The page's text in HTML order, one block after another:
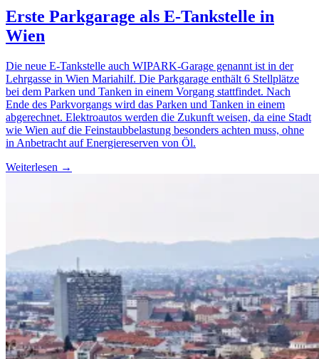
Erste Parkgarage als E-Tankstelle in
Wien
Die neue E-Tankstelle auch WIPARK-Garage genannt ist in der
Lehrgasse in Wien Mariahilf. Die Parkgarage enthält 6 Stellplätze
bei dem Parken und Tanken in einem Vorgang stattfindet. Nach
Ende des Parkvorgangs wird das Parken und Tanken in einem
abgerechnet. Elektroautos werden die Zukunft weisen, da eine Stadt
wie Wien auf die Feinstaubbelastung besonders achten muss, ohne
in Anbetracht auf Energiereserven von Öl.
Weiterlesen →